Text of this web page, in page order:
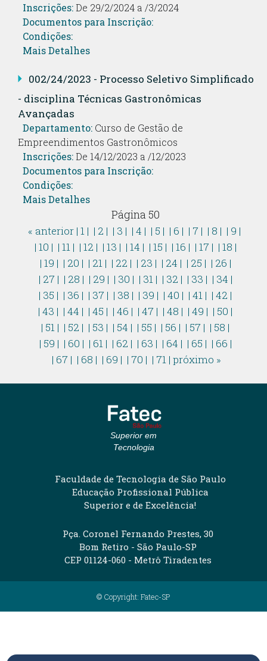
Inscrições:De 29/2/2024 a /3/2024
Documentos para Inscrição:
Condições:
Mais Detalhes
002/24/2023 - Processo Seletivo Simplificado
- disciplina Técnicas Gastronômicas
Avançadas
Departamento: Curso de Gestão de
Empreendimentos Gastronômicos
Inscrições:De 14/12/2023 a /12/2023
Documentos para Inscrição:
Condições:
Mais Detalhes
Página 50
« anterior| 1 | | 2 | | 3 | | 4 | | 5 | | 6 | | 7 | | 8 | | 9 |
| 10 | | 11 | | 12 | | 13 | | 14 | | 15 | | 16 | | 17 | | 18 |
| 19 | | 20 | | 21 | | 22 | | 23 | | 24 | | 25 | | 26 |
| 27 | | 28 | | 29 | | 30 | | 31 | | 32 | | 33 | | 34 |
| 35 | | 36 | | 37 | | 38 | | 39 | | 40 | | 41 | | 42 |
| 43 | | 44 | | 45 | | 46 | | 47 | | 48 | | 49 | | 50 |
| 51 | | 52 | | 53 | | 54 | | 55 | | 56 | | 57 | | 58 |
| 59 | | 60 | | 61 | | 62 | | 63 | | 64 | | 65 | | 66 |
| 67 | | 68 | | 69 | | 70 | | 71 |próximo »
Superior em
Tecnologia
Faculdade de Tecnologia de São Paulo
Educação Profissional Pública
Superior e de Excelência!
Pça. Coronel Fernando Prestes, 30
Bom Retiro - São Paulo-SP
CEP 01124-060 - Metrô Tiradentes
© Copyright: Fatec-SP